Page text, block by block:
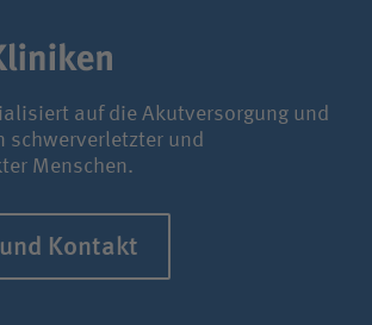
auf die Akutversorgung und
schwerverletzter und
Menschen.
Kontakt